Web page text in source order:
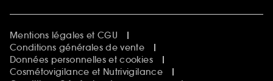
Mentions légales et CGU
Conditions générales de vente
Données personnelles et cookies
Cosmétovigilance et Nutrivigilance